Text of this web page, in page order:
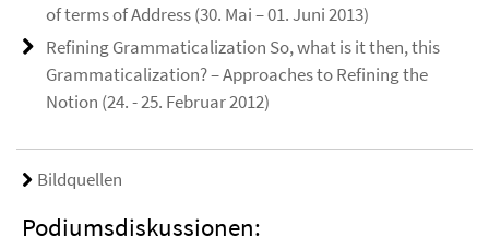
of terms of Address (30. Mai – 01. Juni 2013)
Refining Grammaticalization So, what is it then, this
Grammaticalization? – Approaches to Refining the
Notion (24. - 25. Februar 2012)
Bildquellen
Podiumsdiskussionen: